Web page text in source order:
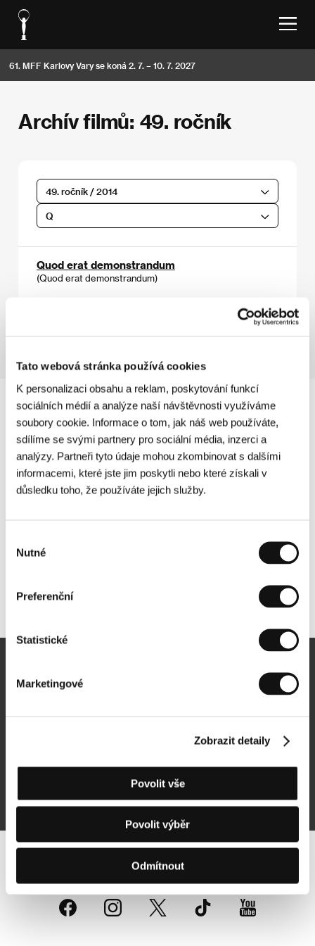
Tato webová stránka používá cookies
K personalizaci obsahu a reklam, poskytování funkcí
sociálních médií a analýze naší návštěvnosti využíváme
soubory cookie. Informace o tom, jak náš web používáte,
sdílíme se svými partnery pro sociální média, inzerci a
analýzy. Partneři tyto údaje mohou zkombinovat s dalšími
informacemi, které jste jim poskytli nebo které získali v
důsledku toho, že používáte jejich služby.
souhlasu
Nutné
Preferenční
Statistické
Marketingové
Zobrazit detaily
Povolit vše
Povolit výběr
Odmítnout
61. MFF Karlovy Vary se koná 2. 7. – 10. 7. 2027
Archív filmů: 49. ročník
49. ročník / 2014
Q
Quod erat demonstrandum
(Quod erat demonstrandum)
Sledujte nás na síti: